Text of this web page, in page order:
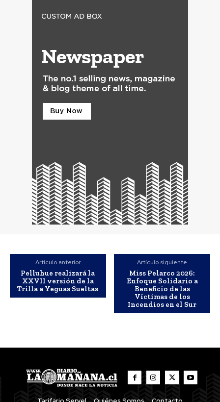
Artículo anterior
Pelluhue realizará la
XXVII versión de la
Trilla a Yeguas Sueltas
Artículo siguiente
Miss Pelarco 2026:
Enfoque Solidario a
Beneficio de las
Víctimas de los
Incendios en el Sur